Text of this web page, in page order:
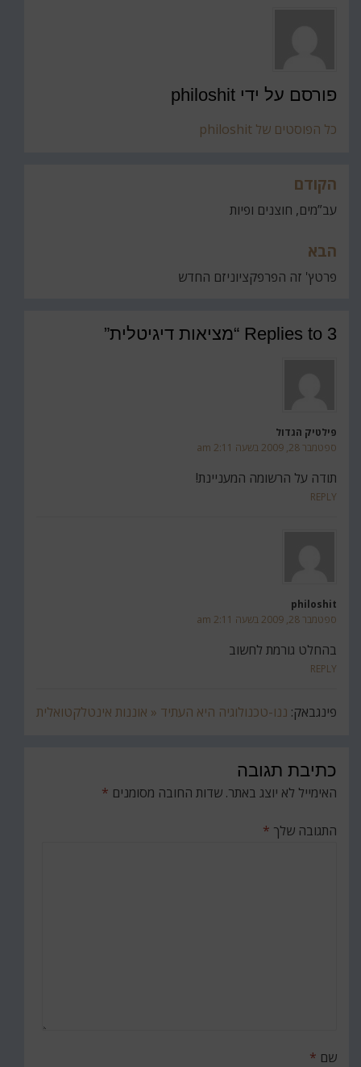
פורסם על ידי philoshit
כל הפוסטים של philoshit
ניווט
הקודם
עב”מים, חוצנים ופיות
הבא
פרטץ' זה הפרפקציוניזם החדש
3 Replies to “מציאות דיגיטלית”
פילטיק הגדול
ספטמבר 28, 2009 בשעה 2:11 am
תודה על הרשומה המעניינת!
REPLY
philoshit
ספטמבר 28, 2009 בשעה 2:11 am
בהחלט גורמת לחשוב
REPLY
פינגבאק: ננו-טכנולוגיה היא העתיד « אוננות אינטלקטואלית
כתיבת תגובה
האימייל לא יוצג באתר. שדות החובה מסומנים *
התגובה שלך *
שם *